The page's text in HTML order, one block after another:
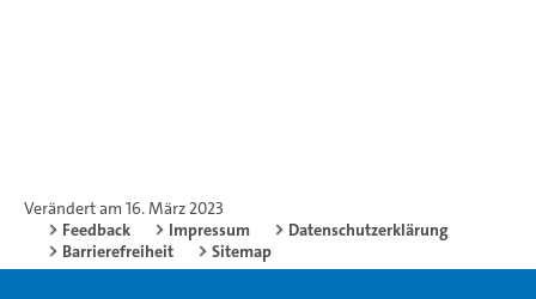
Verändert am 16. März 2023
Feedback
Impressum
Datenschutzerklärung
Barrierefreiheit
Sitemap